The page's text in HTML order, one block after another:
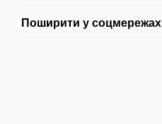
Поширити у соцмережах